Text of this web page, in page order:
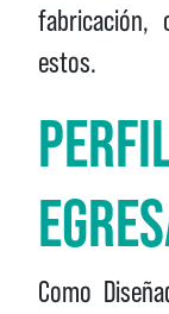
fabricación,
estos.
Como